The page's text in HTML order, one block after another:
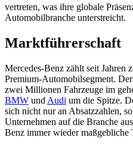
vertreten, was ihre globale
Automobilbranche unterstreicht.
Marktführerschaft
Mercedes-Benz zählt seit Jahren
Premium-Automobilsegment.
zwei Millionen Fahrzeuge im
BMW und Audi um die Spitze.
sich nicht nur an Absatzzahlen,
Unternehmen auf die Branche
Benz immer wieder maßgebliche